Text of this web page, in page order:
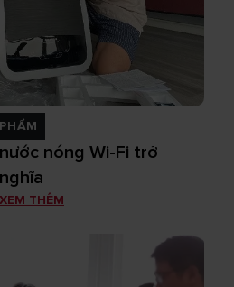
nóng Wi-Fi trở
XEM THÊM